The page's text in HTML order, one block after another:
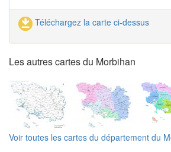
Téléchargez la carte ci-dessus
Les autres cartes du Morbihan
Voir toutes les cartes du département du